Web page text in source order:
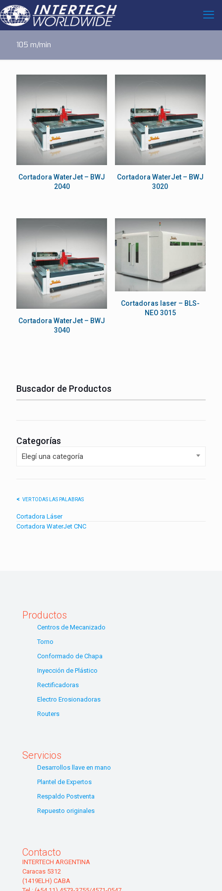
105 m/min
Cortadora WaterJet – BWJ
2040
Cortadora WaterJet – BWJ
3020
Cortadora WaterJet – BWJ
3040
Cortadoras laser – BLS-
NEO 3015
Buscador de Productos
Categorías
Elegí una categoría
VER TODAS LAS PALABRAS
Cortadora Láser
Cortadora WaterJet CNC
Productos
Centros de Mecanizado
Torno
Conformado de Chapa
Inyección de Plástico
Rectificadoras
Electro Erosionadoras
Routers
Servicios
Desarrollos llave en mano
Plantel de Expertos
Respaldo Postventa
Repuesto originales
Contacto
INTERTECH ARGENTINA
Caracas 5312
(1419ELH) CABA